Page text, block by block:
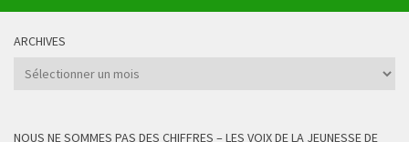
ARCHIVES
Archives
NOUS NE SOMMES PAS DES CHIFFRES – LES VOIX DE LA JEUNESSE DE